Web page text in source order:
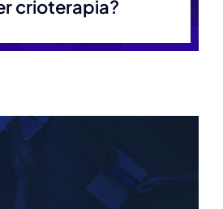
crioterapia?